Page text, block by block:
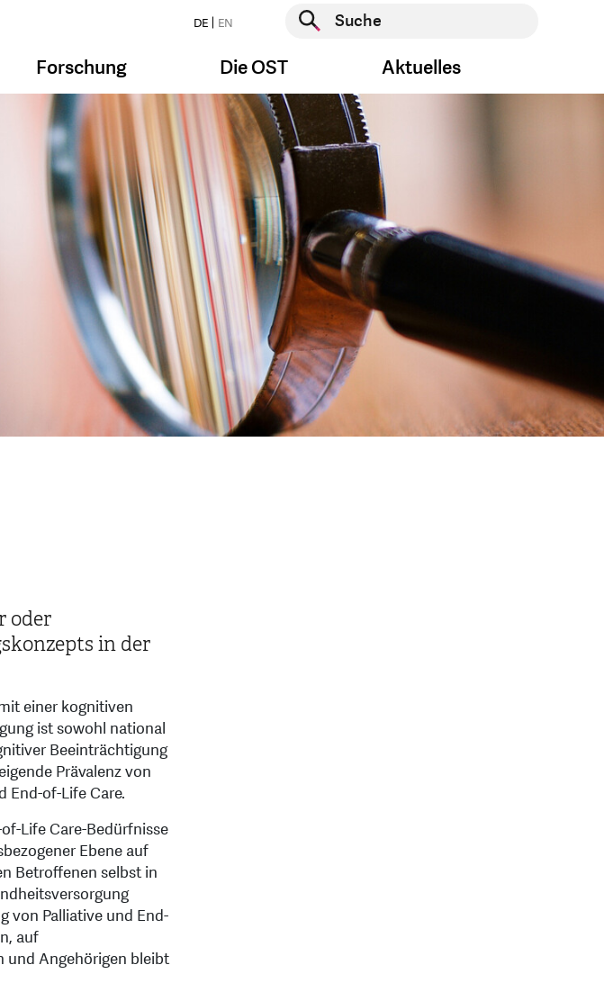
DE EN
Suche starten
Forschung Die OST Aktuelles
oder
in der
einer kognitiven
ist sowohl national
Beeinträchtigung
Prävalenz von
End-of-Life Care.
Life Care-Bedürfnisse
Ebene auf
Betroffenen selbst in
von Palliative und End-
auf
und Angehörigen bleibt